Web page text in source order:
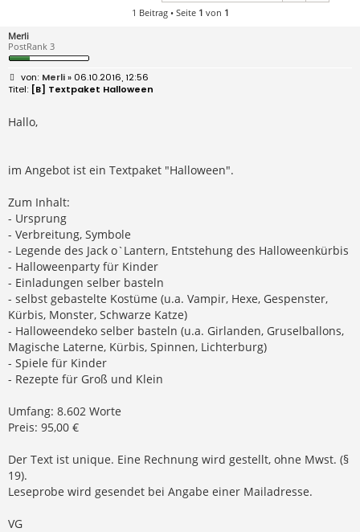
1 Beitrag • Seite 1 von 1
Merli
PostRank 3
B
e
i
r
a
Merli» 06.10.2016, 12:56
[B] Textpaket Halloween
Hallo,
im Angebot ist ein Textpaket "Halloween".
Zum Inhalt:
- Ursprung
- Verbreitung, Symbole
- Legende des Jack o`Lantern, Entstehung des Halloweenkürbis
- Halloweenparty für Kinder
- Einladungen selber basteln
- selbst gebastelte Kostüme (u.a. Vampir, Hexe, Gespenster,
Kürbis, Monster, Schwarze Katze)
- Halloweendeko selber basteln (u.a. Girlanden, Gruselballons,
Magische Laterne, Kürbis, Spinnen, Lichterburg)
- Spiele für Kinder
- Rezepte für Groß und Klein
Umfang: 8.602 Worte
Preis: 95,00 €
Der Text ist unique. Eine Rechnung wird gestellt, ohne Mwst. (§
19).
Leseprobe wird gesendet bei Angabe einer Mailadresse.
VG